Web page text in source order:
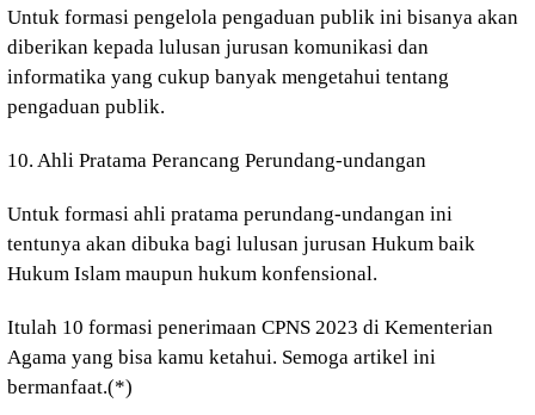
Untuk formasi pengelola pengaduan publik ini bisanya akan
diberikan kepada lulusan jurusan komunikasi dan
informatika yang cukup banyak mengetahui tentang
pengaduan publik.
10. Ahli Pratama Perancang Perundang-undangan
Untuk formasi ahli pratama perundang-undangan ini
tentunya akan dibuka bagi lulusan jurusan Hukum baik
Hukum Islam maupun hukum konfensional.
Itulah 10 formasi penerimaan CPNS 2023 di Kementerian
Agama yang bisa kamu ketahui. Semoga artikel ini
bermanfaat.(*)